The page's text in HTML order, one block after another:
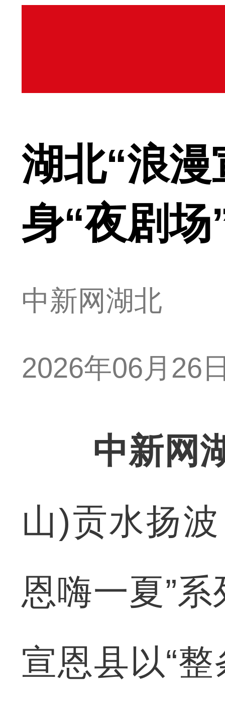
湖北“浪
身“夜剧场
中新网湖北
2026年06月26
中新网
山)贡水扬
恩嗨一夏”
宣恩县以“